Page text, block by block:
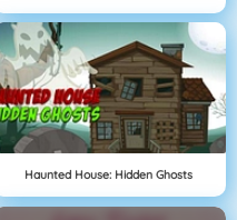
Haunted House: Hidden Ghosts